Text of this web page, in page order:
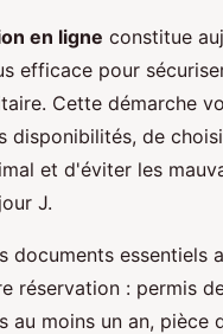
en ligne constitue
efficace pour
Cette démarche
disponibilités, de
et d'éviter les
J.
documents essentiels
réservation : permis
au moins un an, pièce